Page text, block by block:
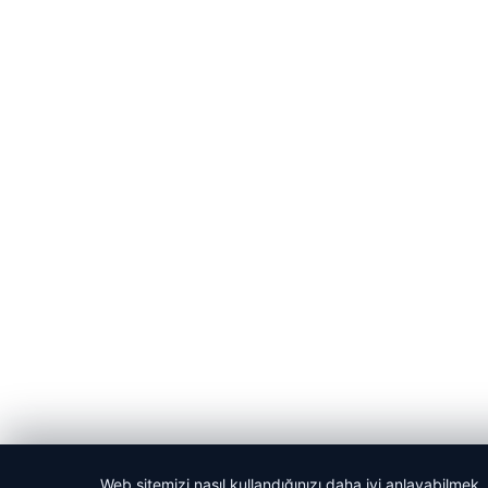
Web sitemizi nasıl kullandığınızı daha iyi